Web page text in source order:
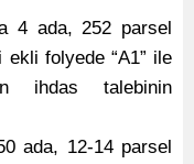
4 ada, 252 parsel
ekli folyede “A1” ile
ihdas talebinin
ada, 12-14 parsel